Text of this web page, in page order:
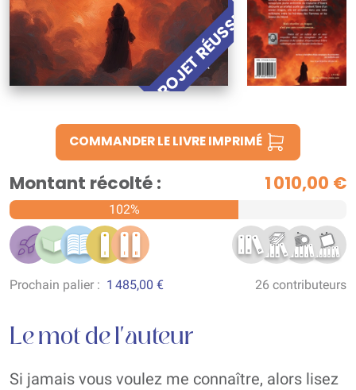
PROJET RÉUSSI !
COMMANDER LE LIVRE IMPRIMÉ
Montant récolté : 1 010,00 €
102%
Prochain palier : 1 485,00 € 26 contributeurs
Le mot de l'auteur
Si jamais vous voulez me connaître, alors lisez